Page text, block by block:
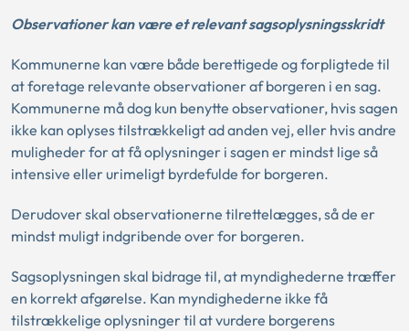
Observationer kan være et relevant sagsoplysningsskridt
Kommunerne kan være både berettigede og forpligtede til
at foretage relevante observationer af borgeren i en sag.
Kommunerne må dog kun benytte observationer, hvis sagen
ikke kan oplyses tilstrækkeligt ad anden vej, eller hvis andre
muligheder for at få oplysninger i sagen er mindst lige så
intensive eller urimeligt byrdefulde for borgeren.
Derudover skal observationerne tilrettelægges, så de er
mindst muligt indgribende over for borgeren.
Sagsoplysningen skal bidrage til, at myndighederne træffer
en korrekt afgørelse. Kan myndighederne ikke få
tilstrækkelige oplysninger til at vurdere borgerens